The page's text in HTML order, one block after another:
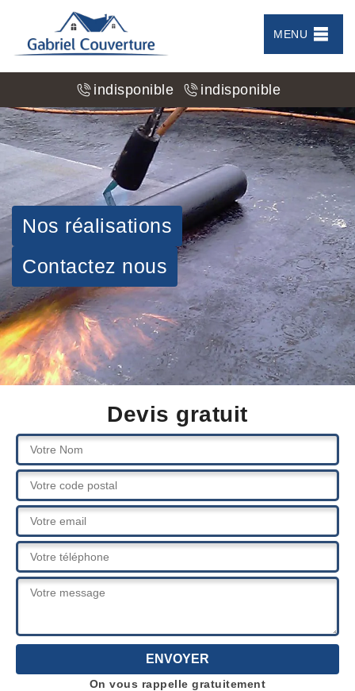
MENU
indisponible indisponible
Nos réalisations
Contactez nous
Devis gratuit
On vous rappelle gratuitement